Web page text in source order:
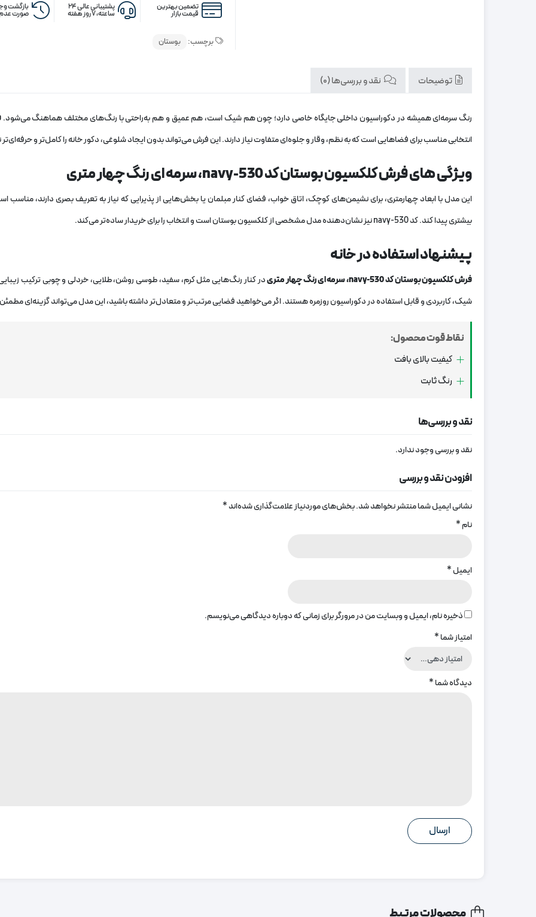
تضمین بهترین
قیمت بازار
پشتیبانی عالی ۲۴
ساعته، ۷ روز هفته
بازگشت
صورت
برچسب: بوستان
توضیحات نقد و بررسی‌ها (0)
رنگ سرمه‌ای همیشه در دکوراسیون داخلی جایگاه خاصی دارد؛ چون هم شیک است، هم عمیق و هم به‌راحتی با رنگ‌های مختلف هماهنگ می‌شود.
انتخابی مناسب برای فضاهایی است که به نظم، وقار و جلوه‌ای متفاوت نیاز دارند. این فرش می‌تواند بدون ایجاد شلوغی، دکور خانه را کامل‌تر و
ویژگی های فرش کلکسیون بوستان کد 530-navy، سرمه ای رنگ چهار متری
این مدل با ابعاد چهارمتری، برای نشیمن‌های کوچک، اتاق خواب، فضای کنار مبلمان یا بخش‌هایی از پذیرایی که نیاز به تعریف بصری دارند،
بیشتری پیدا کند. کد 530-navy نیز نشان‌دهنده مدل مشخصی از کلکسیون بوستان است و انتخاب را برای خریدار ساده‌تر می‌کند.
پیشنهاد استفاده در خانه
فرش کلکسیون بوستان کد 530 -navy ، سرمه ای رنگ چهار متریدر کنار رنگ‌هایی مثل کرم، سفید، طوسی روشن، طلایی، خردلی و چوبی ترکیب
شیک، کاربردی و قابل استفاده در دکوراسیون روزمره هستند. اگر می‌خواهید فضایی مرتب‌تر و متعادل‌تر داشته باشید، این مدل می‌تواند گزینه‌ای
نقاط قوت محصول:
کیفیت بالای بافت
رنگ ثابت
نقد و بررسی‌ها
نقد و بررسی وجود ندارد.
افزودن نقد و بررسی
نشانی ایمیل شما منتشر نخواهد شد.بخش‌های موردنیاز علامت‌گذاری شده‌اند*
نام*
ایمیل*
ذخیره نام، ایمیل و وبسایت من در مرورگر برای زمانی که دوباره دیدگاهی می‌نویسم.
امتیاز شما*
دیدگاه شما*
محصولات مرتبط